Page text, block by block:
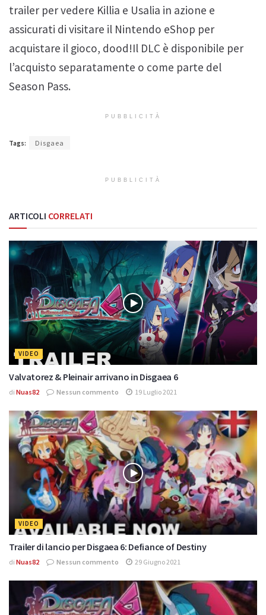
trailer per vedere Killia e Usalia in azione e
assicurati di visitare il Nintendo eShop per
acquistare il gioco, dood!Il DLC è disponibile per
l’acquisto separatamente o come parte del
Season Pass.
PUBBLICITÀ
Tags: Disgaea
PUBBLICITÀ
ARTICOLI CORRELATI
VIDEO
Valvatorez & Pleinair arrivano in Disgaea 6
di Nuas82 Nessun commento 19 Luglio 2021
VIDEO
Trailer di lancio per Disgaea 6: Defiance of Destiny
di Nuas82 Nessun commento 29 Giugno 2021